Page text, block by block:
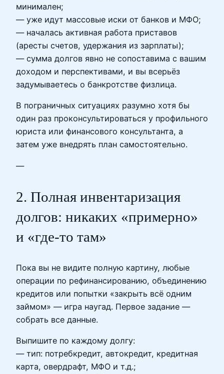
минимален;
— уже идут массовые иски от банков и МФО;
— началась активная работа приставов
(аресты счетов, удержания из зарплаты);
— сумма долгов явно не сопоставима с вашим
доходом и перспективами, и вы всерьёз
задумываетесь о банкротстве физлица.
В пограничных ситуациях разумно хотя бы
один раз проконсультироваться у профильного
юриста или финансового консультанта, а
затем уже внедрять план самостоятельно.
—
2. Полная инвентаризация
долгов: никаких «примерно»
и «где‑то там»
Пока вы не видите полную картину, любые
операции по рефинансированию, объединению
кредитов или попытки «закрыть всё одним
займом» — игра наугад. Первое задание —
собрать все данные.
Выпишите по каждому долгу:
— тип: потребкредит, автокредит, кредитная
карта, овердрафт, МФО и т.д.;